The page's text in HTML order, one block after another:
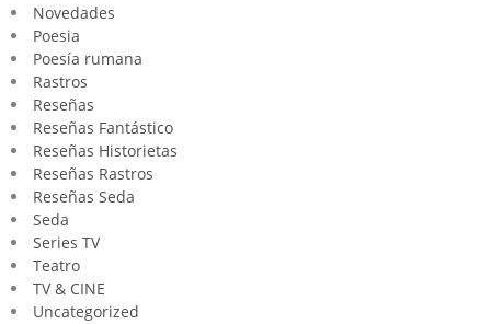
Novedades
Poesia
Poesía rumana
Rastros
Reseñas
Reseñas Fantástico
Reseñas Historietas
Reseñas Rastros
Reseñas Seda
Seda
Series TV
Teatro
TV & CINE
Uncategorized